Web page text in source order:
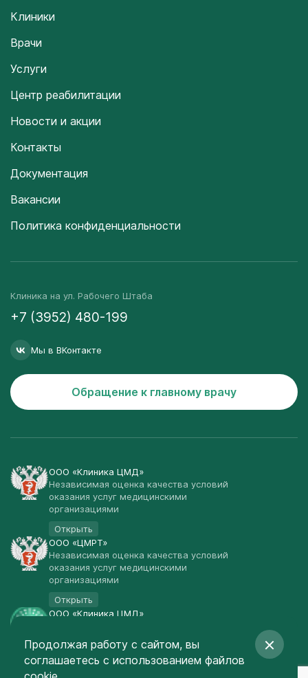
Клиники
Врачи
Услуги
Центр реабилитации
Новости и акции
Контакты
Документация
Вакансии
Политика конфиденциальности
Клиника на ул. Рабочего Штаба
+7 (3952) 480-199
Мы в ВКонтакте
Обращение к главному врачу
ООО «Клиника ЦМД»
Независимая оценка качества условий
оказания услуг медицинскими
организациями
Открыть
ООО «ЦМРТ»
Независимая оценка качества условий
оказания услуг медицинскими
организациями
Открыть
ООО «Клиника ЦМД»
Открыть
© Клиника ЦМД 2003-2026
Продолжая работу с сайтом, вы
соглашаетесь с использованием файлов